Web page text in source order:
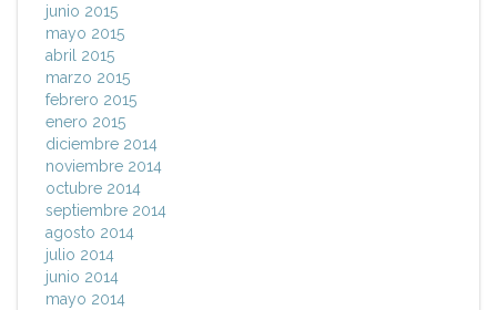
junio 2015
mayo 2015
abril 2015
marzo 2015
febrero 2015
enero 2015
diciembre 2014
noviembre 2014
octubre 2014
septiembre 2014
agosto 2014
julio 2014
junio 2014
mayo 2014